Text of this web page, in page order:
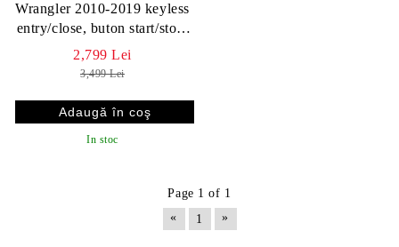
Wrangler 2010-2019 keyless
entry/close, buton start/stop,
pornire motor (cu pornire
cheie) - BENZSPECIALIST
2,799 Lei
3,499 Lei
In stoc
Page 1 of 1
«
1 »